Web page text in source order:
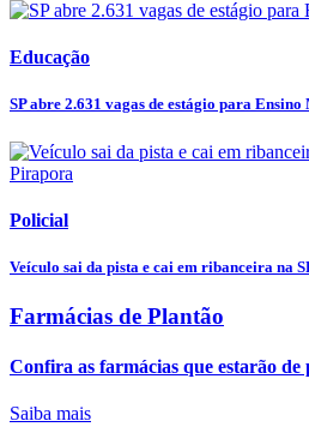
Educação
SP abre 2.631 vagas de estágio para
Policial
Veículo sai da pista e cai em ribanceira na
Farmácias de Plantão
Confira as farmácias que estarão de
Saiba mais